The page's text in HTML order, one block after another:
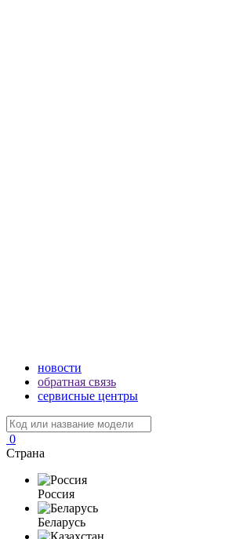
новости
обратная связь
сервисные центры
0
Страна
Россия
Беларусь